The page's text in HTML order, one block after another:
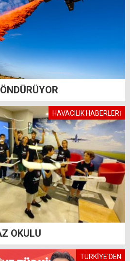
HAVACILIK HABERLERİ
OKULU
TÜRKİYE'DEN